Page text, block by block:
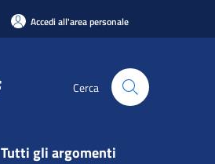
Accedi all'area personale
Cerca
Tutti gli argomenti